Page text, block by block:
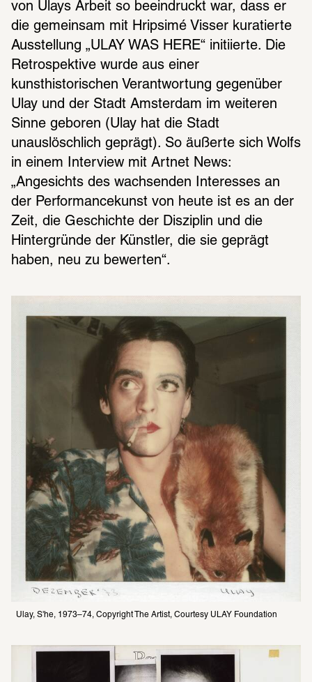
von Ulays Arbeit so beeindruckt war, dass er
die gemeinsam mit Hripsimé Visser kuratierte
Ausstellung „ULAY WAS HERE“ initiierte. Die
Retrospektive wurde aus einer
kunsthistorischen Verantwortung gegenüber
Ulay und der Stadt Amsterdam im weiteren
Sinne geboren (Ulay hat die Stadt
unauslöschlich geprägt). So äußerte sich Wolfs
in einem Interview mit Artnet News:
„Angesichts des wachsenden Interesses an
der Performancekunst von heute ist es an der
Zeit, die Geschichte der Disziplin und die
Hintergründe der Künstler, die sie geprägt
haben, neu zu bewerten“.
Ulay, S'he, 1973–74, Copyright The Artist, Courtesy ULAY Foundation